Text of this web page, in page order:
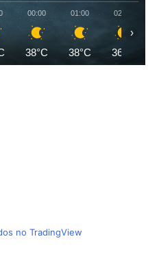
00:00
38°C
01:00
38°C
02:00
36°C
›
no TradingView